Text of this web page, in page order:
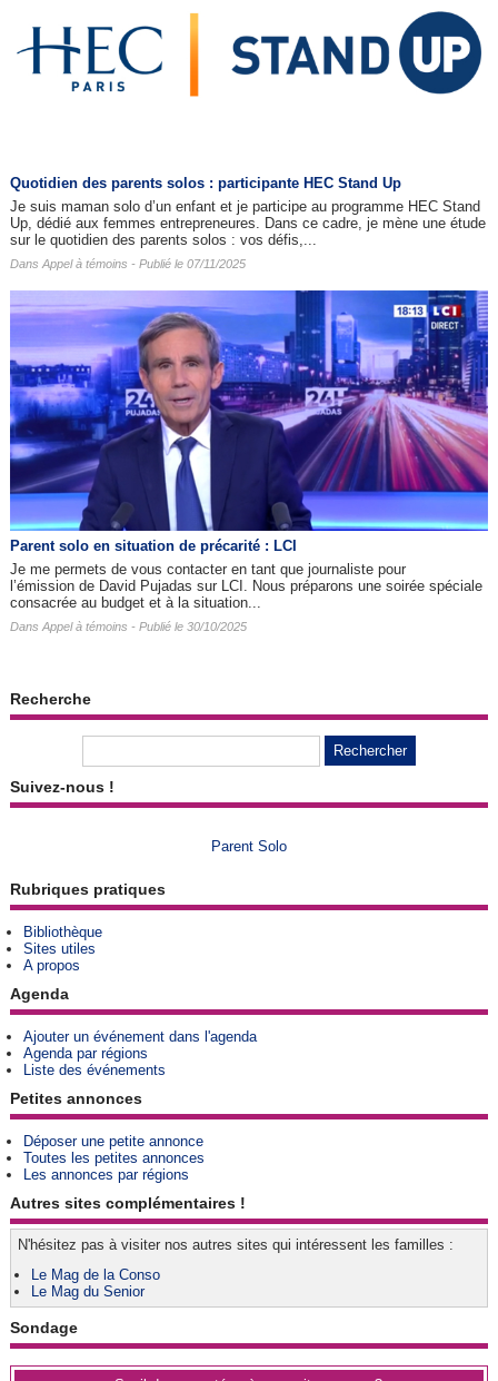
Quotidien des parents solos : participante HEC Stand Up
Je suis maman solo d’un enfant et je participe au programme HEC Stand
Up, dédié aux femmes entrepreneures. Dans ce cadre, je mène une étude
sur le quotidien des parents solos : vos défis,...
Dans Appel à témoins - Publié le 07/11/2025
Parent solo en situation de précarité : LCI
Je me permets de vous contacter en tant que journaliste pour
l’émission de David Pujadas sur LCI. Nous préparons une soirée spéciale
consacrée au budget et à la situation...
Dans Appel à témoins - Publié le 30/10/2025
Recherche
Suivez-nous !
Parent Solo
Rubriques pratiques
Bibliothèque
Sites utiles
A propos
Agenda
Ajouter un événement dans l'agenda
Agenda par régions
Liste des événements
Petites annonces
Déposer une petite annonce
Toutes les petites annonces
Les annonces par régions
Autres sites complémentaires !
N'hésitez pas à visiter nos autres sites qui intéressent les familles :
Le Mag de la Conso
Le Mag du Senior
Sondage